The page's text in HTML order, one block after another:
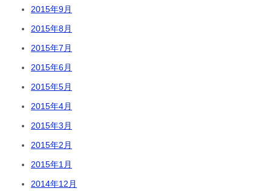
2015年9月
2015年8月
2015年7月
2015年6月
2015年5月
2015年4月
2015年3月
2015年2月
2015年1月
2014年12月